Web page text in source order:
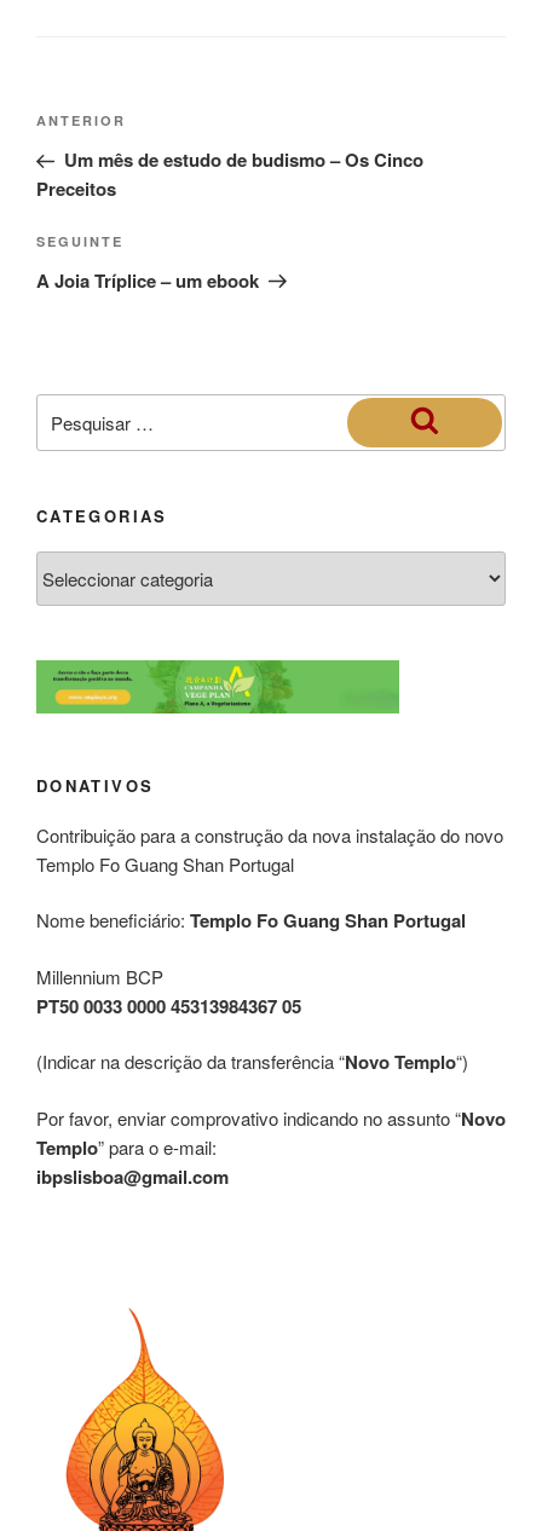
ANTERIOR
Um mês de estudo de budismo – Os Cinco
Preceitos
SEGUINTE
A Joia Tríplice – um ebook
CATEGORIAS
DONATIVOS
Contribuição para a construção da nova instalação do novo
Templo Fo Guang Shan Portugal
Nome beneficiário: Templo Fo Guang Shan Portugal
Millennium BCP
PT50 0033 0000 45313984367 05
(Indicar na descrição da transferência “Novo Templo“)
Por favor, enviar comprovativo indicando no assunto “Novo
Templo” para o e-mail:
ibpslisboa@gmail.com